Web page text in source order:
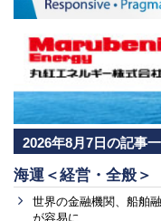
2026年8月7日の記事
海運＜経営・全般＞
世界の金融機関、船舶
が容易に